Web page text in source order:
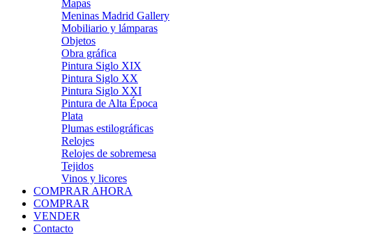
Mapas
Meninas Madrid Gallery
Mobiliario y lámparas
Objetos
Obra gráfica
Pintura Siglo XIX
Pintura Siglo XX
Pintura Siglo XXI
Pintura de Alta Época
Plata
Plumas estilográficas
Relojes
Relojes de sobremesa
Tejidos
Vinos y licores
COMPRAR AHORA
COMPRAR
VENDER
Contacto